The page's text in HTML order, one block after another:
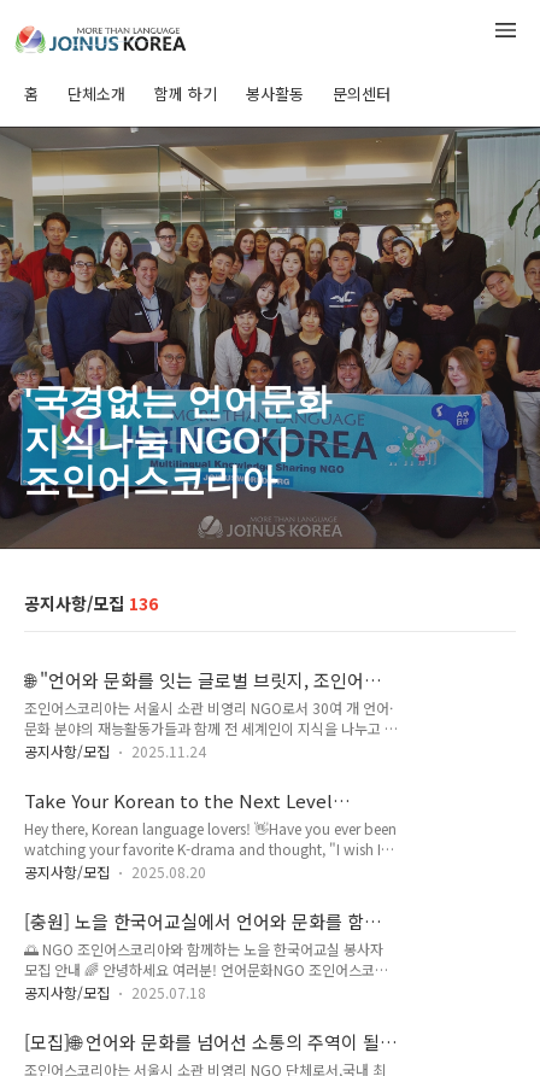
홈 단체소개 함께 하기 봉사활동 문의센터
'국경없는 언어문화
지식나눔 NGO' |
조인어스코리아
공지사항/모집 136
🌐 "언어와 문화를 잇는 글로벌 브릿지, 조인어스
코리아 30기 JOINTERNSHIP 활동가 모집"✨
(~12/17)
조인어스코리아는 서울시 소관 비영리 NGO로서 30여 개 언어·
문화 분야의 재능활동가들과 함께 전 세계인이 지식을 나누고 자
유롭게 소통할 수 있는 ‘글로벌 지식소통 생태계’를 만들어가고
활동가로 함께해 주세요. ​2026 상반기 JOINTERNSHIP (30기)
활동가 모집 공고 활동 사항● 국경없는 언어문화 지식교류 자
원 봉사자 관리● 외국인 교류 행사 / SNS 이벤트 / 후원 모금
행사 기획 및 실행● 외국인을 위한 다국어 지식 답변 콘텐츠 발
드 뉴스 / 영상 기획 및 제작 ● 산하 다..
공지사항/모집 2025.11.24
Take Your Korean to the Next Level
through our Group Korean Class❤️‍🔥
Hey there, Korean language lovers! 👋Have you ever been
watching your favorite K-drama and thought, "I wish I
could understand what they're really saying without
your own but felt stuck and needed some real
guidance?We totally get it – and we're here to help! ✨
JOINUS KOREA Korean class guarantees❣️ Free Trial + 6-
month journey into Korean lan..
공지사항/모집 2025.08.20
[충원] 노을 한국어교실에서 언어와 문화를 함께
나눌 새로운 만남을 기다립니다 🤗 – 봉사자 모집
중!✨ (~7/31)
🌅 NGO 조인어스코리아와 함께하는 노을 한국어교실 봉사자
모집 안내 🌈 안녕하세요 여러분! 언어문화NGO 조인어스코리
아입니다. 이달 개강한 노을 한국어교실에서 언어와 문화를 함께
로 더 빛나는 교실을 만들어주세요. 🥰 1. 모집 부문📚교육 담당
봉사자 및 📝프로그램 기획/운영 코디 봉사자 ⏰시간: 매주 일요
일 오후 (반/ 시간대는 일부 추후 조정 가능) - 중/고급반 : 14시
공지사항/모집 2025.07.18
[모집]🌐 언어와 문화를 넘어선 소통의 주역이 될
당신을 찾습니다: 조인어스코리아 29기
조인어스코리아는 서울시 소관 비영리 NGO 단체로서,국내 최